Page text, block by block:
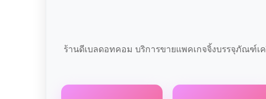
ร้านดีเบลดอทคอม บริการขายแพคเกจจิ้งบรรจุภัณฑ์เ